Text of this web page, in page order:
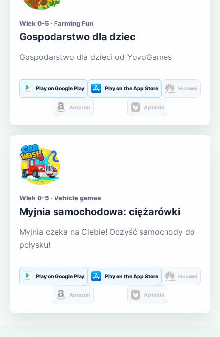
Wiek 0-5 · Farming Fun
Gospodarstwo dla dziec
Gospodarstwo dla dzieci od YovoGames
Play on Google Play Play on the App Store Huawei
Amazon Aptoide
Wiek 0-5 · Vehicle games
Myjnia samochodowa: ciężarówki
Myjnia czeka na Ciebie! Oczyść samochody do
połysku!
Play on Google Play Play on the App Store Huawei
Amazon Aptoide